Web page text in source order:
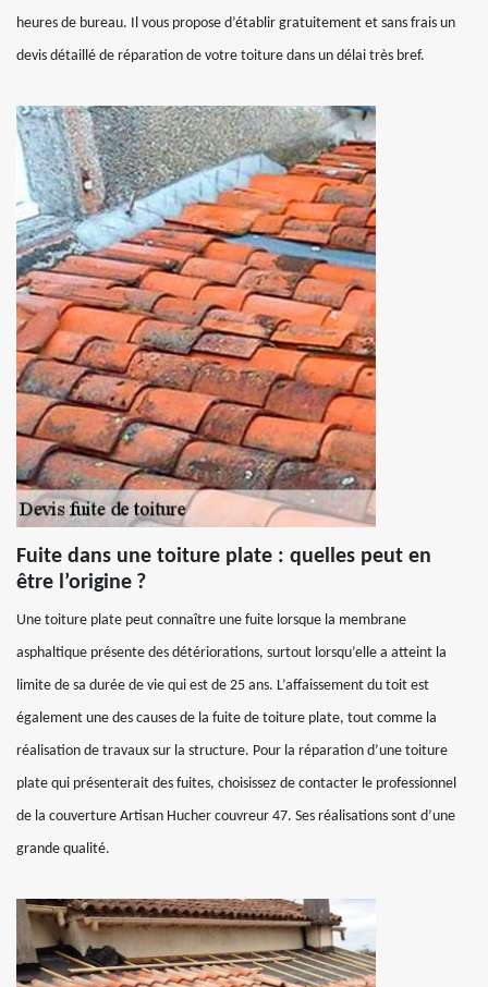
heures de bureau. Il vous propose d’établir gratuitement et sans frais un
devis détaillé de réparation de votre toiture dans un délai très bref.
Fuite dans une toiture plate : quelles peut en
être l’origine ?
Une toiture plate peut connaître une fuite lorsque la membrane
asphaltique présente des détériorations, surtout lorsqu’elle a atteint la
limite de sa durée de vie qui est de 25 ans. L’affaissement du toit est
également une des causes de la fuite de toiture plate, tout comme la
réalisation de travaux sur la structure. Pour la réparation d’une toiture
plate qui présenterait des fuites, choisissez de contacter le professionnel
de la couverture Artisan Hucher couvreur 47. Ses réalisations sont d’une
grande qualité.